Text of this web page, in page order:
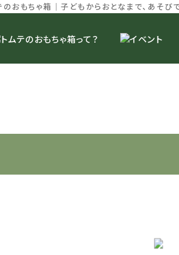
のおもちゃ箱｜子どもからおとなまで、あそび